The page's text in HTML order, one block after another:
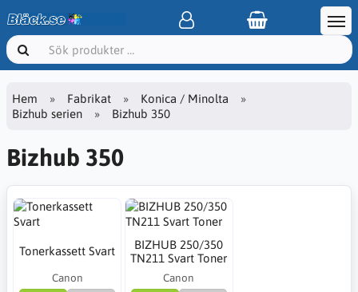
Hem Fabrikat
Konica / Minolta
Bizhub serien
Bizhub 350
Bizhub 350
Tonerkassett Svart
Canon
BIZHUB 250/350
TN211 Svart Toner
Canon